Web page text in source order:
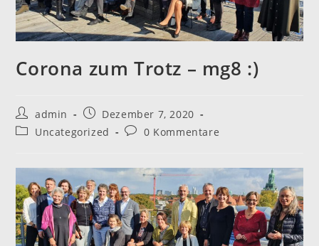
Corona zum Trotz – mg8 :)
Beitrags-
Autor:
admin
Beitrag
veröffentlicht:
Dezember 7, 2020
Beitrags-
Uncategorized
Beitrags-
0 Kommentare